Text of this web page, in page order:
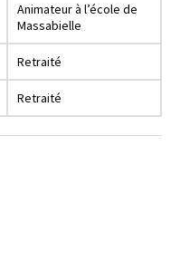
Animateur à l’école de
Massabielle
Retraité
Retraité